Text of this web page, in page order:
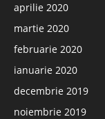
aprilie 2020
martie 2020
februarie 2020
ianuarie 2020
decembrie 2019
noiembrie 2019